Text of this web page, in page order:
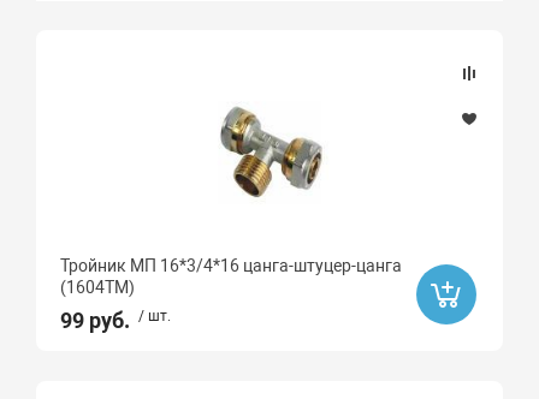
Да
Ликвидация
Тройник МП 16*3/4*16 цанга-штуцер-цанга
(1604ТM)
99 руб. / шт.